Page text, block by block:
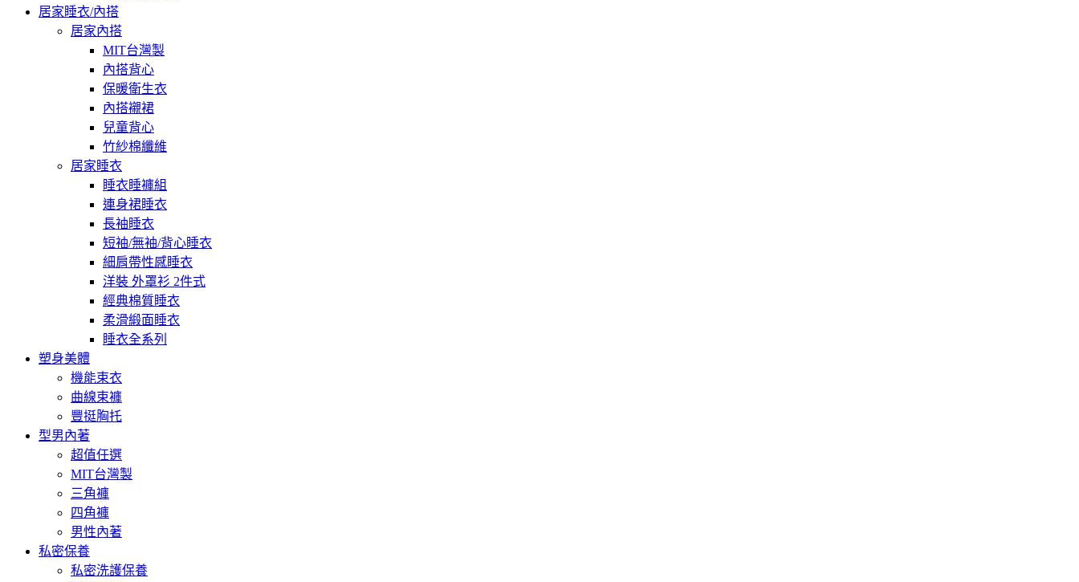
居家睡衣/內搭
居家內搭
MIT台灣製
內搭背心
保暖衛生衣
內搭襯裙
兒童背心
竹紗棉纖維
居家睡衣
睡衣睡褲組
連身裙睡衣
長袖睡衣
短袖/無袖/背心睡衣
細肩帶性感睡衣
洋裝 外罩衫 2件式
經典棉質睡衣
柔滑緞面睡衣
睡衣全系列
塑身美體
機能束衣
曲線束褲
豐挺胸托
型男內著
超值任選
MIT台灣製
三角褲
四角褲
男性內著
私密保養
私密洗護保養